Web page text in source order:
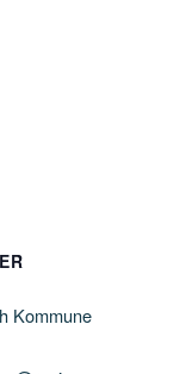
Kommune